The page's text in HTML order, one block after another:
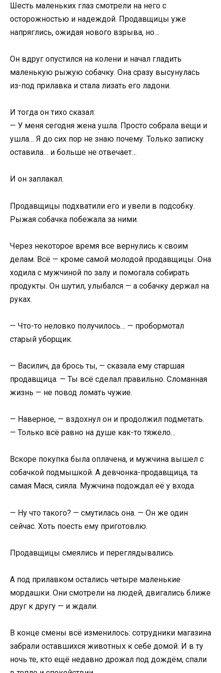
Шесть маленьких глаз смотрели на него с
осторожностью и надеждой. Продавщицы уже
напряглись, ожидая нового взрыва, но…
Он вдруг опустился на колени и начал гладить
маленькую рыжую собачку. Она сразу высунулась
из-под прилавка и стала лизать его ладони.
И тогда он тихо сказал:
— У меня сегодня жена ушла. Просто собрала вещи и
ушла… Я до сих пор не знаю почему. Только записку
оставила… и больше не отвечает…
И он заплакал.
Продавщицы подхватили его и увели в подсобку.
Рыжая собачка побежала за ними.
Через некоторое время все вернулись к своим
делам. Всё — кроме самой молодой продавщицы. Она
ходила с мужчиной по залу и помогала собирать
продукты. Он шутил, улыбался — а собачку держал на
руках.
— Что-то неловко получилось… — пробормотал
старый уборщик.
— Василич, да брось ты, — сказала ему старшая
продавщица. — Ты всё сделал правильно. Сломанная
жизнь — не повод ломать чужие.
— Наверное, — вздохнул он и продолжил подметать.
— Только всё равно на душе как-то тяжело…
Вскоре покупка была оплачена, и мужчина вышел с
собачкой подмышкой. А девчонка-продавщица, та
самая Мася, сияла. Мужчина подождал её у входа.
— Ну что такого? — смутилась она. — Он же один
сейчас. Хоть поесть ему приготовлю.
Продавщицы смеялись и переглядывались.
А под прилавком остались четыре маленькие
мордашки. Они смотрели на людей, двигались ближе
друг к другу — и ждали.
В конце смены всё изменилось: сотрудники магазина
забрали оставшихся животных к себе домой. И в ту
ночь те, кто ещё недавно дрожал под дождём, спали